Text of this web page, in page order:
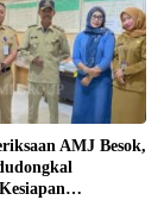
AMJ Besok,